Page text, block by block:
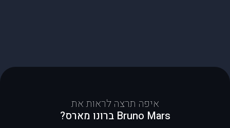
איפה תרצה לראות את
Bruno Mars ברונו מארס?